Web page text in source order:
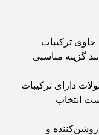
ترکیبات
گزینه مناسبی
دارای ترکیبات
انتخاب
و